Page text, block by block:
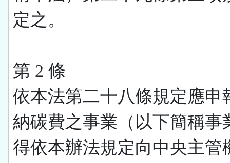
定之。
第 2 條
依本法第二十八條規定應申
納碳費之事業（以下簡稱事
得依本辦法規定向中央主管